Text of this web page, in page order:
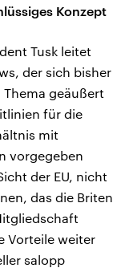
Konzept
Tusk leitet
der sich bisher
geäußert
für die
mit
vorgegeben
der EU, nicht
das die Briten
Vorteile weiter
salopp